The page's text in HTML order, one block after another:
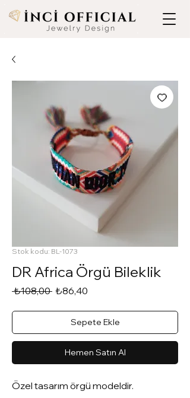
Stok kodu: BL-1073
DR Africa Örgü Bileklik
₺108,00 Normal
₺86,40
Sepete Ekle
Hemen Satın Al
Özel tasarım örgü modeldir.